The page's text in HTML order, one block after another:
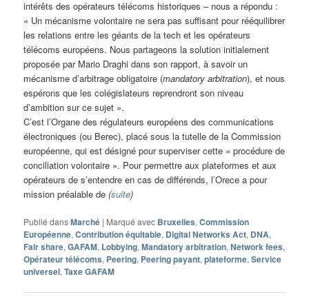
intérêts des opérateurs télécoms historiques – nous a répondu :
« Un mécanisme volontaire ne sera pas suffisant pour rééquilibrer
les relations entre les géants de la tech et les opérateurs
télécoms européens. Nous partageons la solution initialement
proposée par Mario Draghi dans son rapport, à savoir un
mécanisme d’arbitrage obligatoire (mandatory arbitration), et nous
espérons que les colégislateurs reprendront son niveau
d’ambition sur ce sujet ».
C’est l’Organe des régulateurs européens des communications
électroniques (ou Berec), placé sous la tutelle de la Commission
européenne, qui est désigné pour superviser cette « procédure de
conciliation volontaire ». Pour permettre aux plateformes et aux
opérateurs de s’entendre en cas de différends, l’Orece a pour
mission préalable de(suite)
Publié dansMarché | Marqué avec Bruxelles,Commission
Européenne,Contribution équitable, Digital Networks Act, DNA,
Fair share,GAFAM, Lobbying,Mandatory arbitration,Network fees,
Opérateur télécoms, Peering, Peering payant,plateforme,Service
universel,Taxe GAFAM